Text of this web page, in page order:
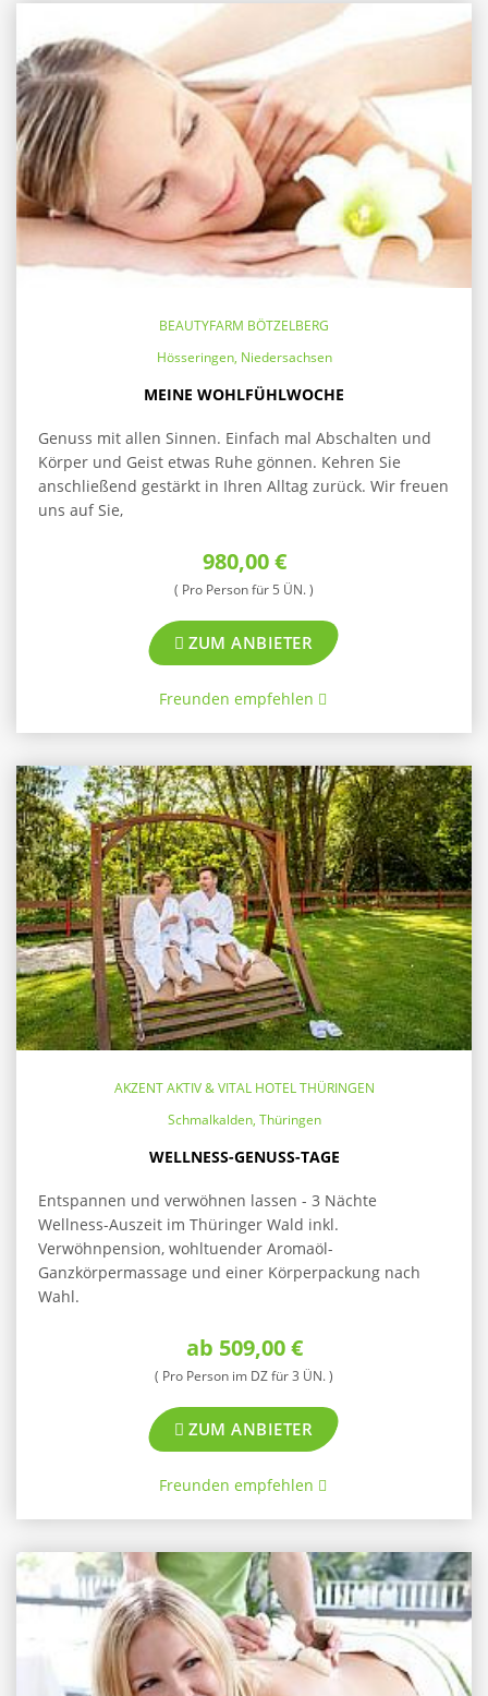
BEAUTYFARM BÖTZELBERG
Hösseringen, Niedersachsen
MEINE WOHLFÜHLWOCHE
Genuss mit allen Sinnen. Einfach mal Abschalten und
Körper und Geist etwas Ruhe gönnen. Kehren Sie
anschließend gestärkt in Ihren Alltag zurück. Wir freuen
uns auf Sie,
980,00 €
( Pro Person für 5 ÜN. )
ZUM ANBIETER
Freunden empfehlen
AKZENT AKTIV & VITAL HOTEL THÜRINGEN
Schmalkalden, Thüringen
WELLNESS-GENUSS-TAGE
Entspannen und verwöhnen lassen - 3 Nächte
Wellness-Auszeit im Thüringer Wald inkl.
Verwöhnpension, wohltuender Aromaöl-
Ganzkörpermassage und einer Körperpackung nach
Wahl.
ab 509,00 €
( Pro Person im DZ für 3 ÜN. )
ZUM ANBIETER
Freunden empfehlen